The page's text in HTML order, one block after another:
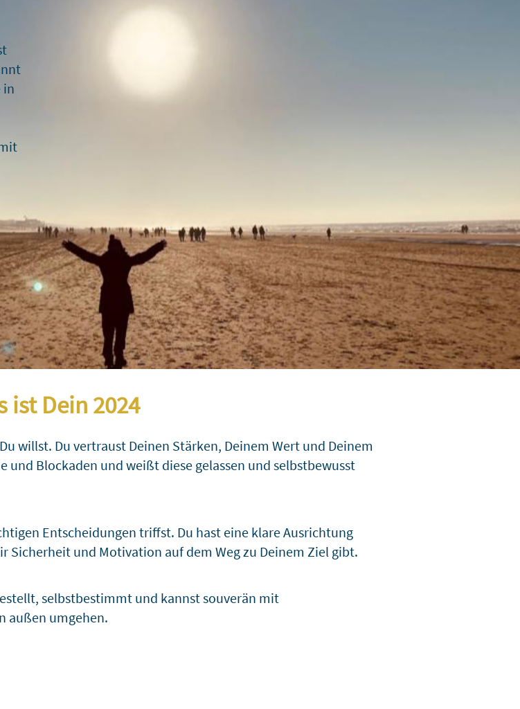
in
ist Dein 2024
willst. Du vertraust Deinen Stärken, Deinem Wert und Deinem
und Blockaden und weißt diese gelassen und selbstbewusst
Entscheidungen triffst. Du hast eine klare Ausrichtung
Sicherheit und Motivation auf dem Weg zu Deinem Ziel gibt.
selbstbestimmt und kannst souverän mit
außen umgehen.